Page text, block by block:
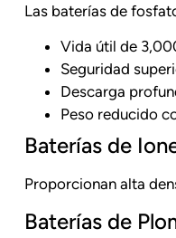
Las baterías de
Vida útil de
Seguridad
Descarga
Peso reducido
Baterías de
Proporcionan alta
Baterías de